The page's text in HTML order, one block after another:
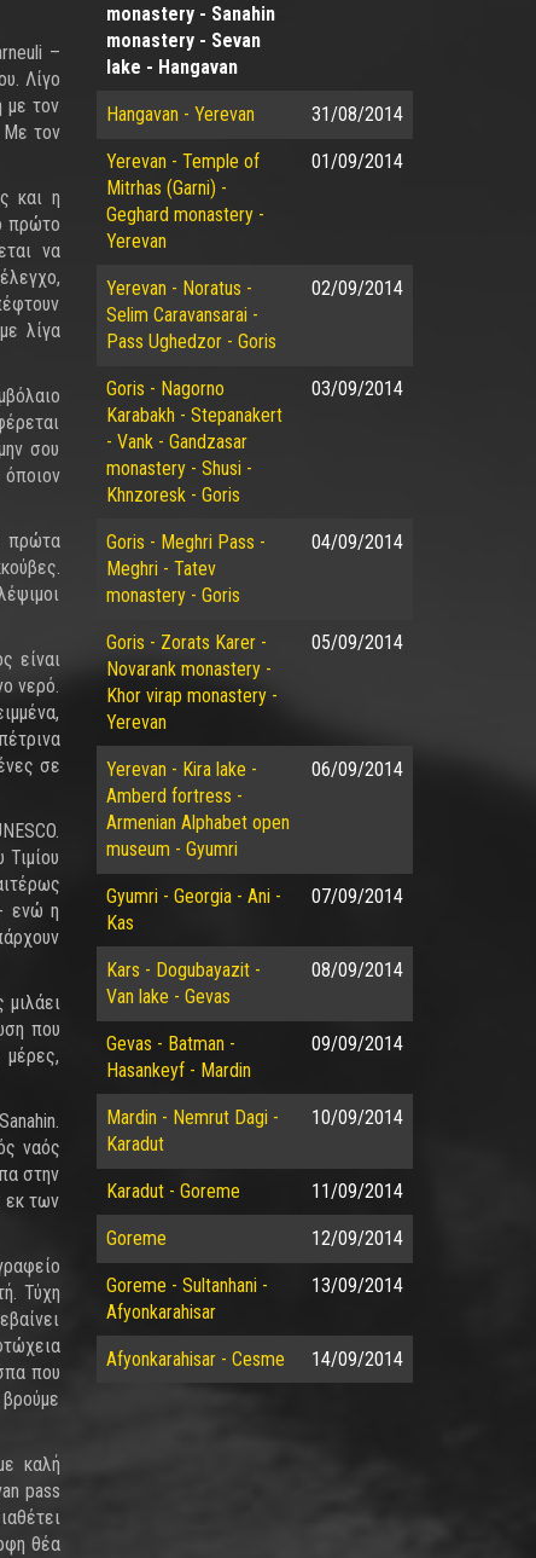
–
Λίγο
με τον
Με τον
και η
πρώτο
να
λίγα
σου
όποιον
πρώτα
είναι
νερό.
σε
ενώ η
μιλάει
που
ναός
στην
εκ των
Τύχη
που
καλή
pass
θέα
monastery - Sanahin
monastery - Sevan
lake - Hangavan
Hangavan - Yerevan 31/08/2014
Yerevan - Temple of
Mitrhas (Garni) -
Geghard monastery -
Yerevan
01/09/2014
Yerevan - Noratus -
Selim Caravansarai -
Pass Ughedzor - Goris
02/09/2014
Goris - Nagorno
Karabakh - Stepanakert
- Vank - Gandzasar
monastery - Shusi -
Khnzoresk - Goris
03/09/2014
Goris - Meghri Pass -
Meghri - Tatev
monastery - Goris
04/09/2014
Goris - Zorats Karer -
Novarank monastery -
Khor virap monastery -
Yerevan
05/09/2014
Yerevan - Kira lake -
Amberd fortress -
Armenian Alphabet open
museum - Gyumri
06/09/2014
Gyumri - Georgia - Ani -
Kas
07/09/2014
Kars - Dogubayazit -
Van lake - Gevas
08/09/2014
Gevas - Batman -
Hasankeyf - Mardin
09/09/2014
Mardin - Nemrut Dagi -
Karadut
10/09/2014
Karadut - Goreme 11/09/2014
Goreme 12/09/2014
Goreme - Sultanhani -
Afyonkarahisar
13/09/2014
Afyonkarahisar - Cesme 14/09/2014